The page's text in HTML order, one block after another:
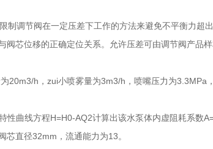
调节阀在一定压差下工作的方法来避免不平衡力超
芯位移的正确定位关系。允许压差可由调节阀产品样
h，zui小喷雾量为3m3/h，喷嘴压力为3.3MPa
曲线方程H=H0-AQ2计算出该水泵体内虚阻耗系数
直径32mm，流通能力为13。